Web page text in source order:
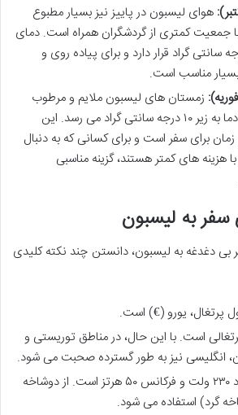
هوای لیسبون در پاییز نیز بسیار مطبوع
جمعیت کمتری از گردشگران همراه است. دمای
حدود ۲۰ درجه سانتی گراد قرار دارد و برای پیاده روی و
بسیار مناسب است.
زمستان های لیسبون ملایم و مرطوب
است، اما به ندرت دما به زیر ۱۰ درجه سانتی گراد می رسد. این
برای سفر است و برای کسانی که به دنبال
هزینه های کمتر هستند، گزینه مناسبی
به لیسبون
بی دغدغه به لیسبون، دانستن چند نکته کلیدی
پرتغال، یورو (€) است.
است. با این حال، در مناطق توریستی و
انگلیسی نیز به طور گسترده صحبت می شود.
ولتاژ استاندارد ۲۳۰ ولت و فرکانس ۵۰ هرتز است. از دوشاخه